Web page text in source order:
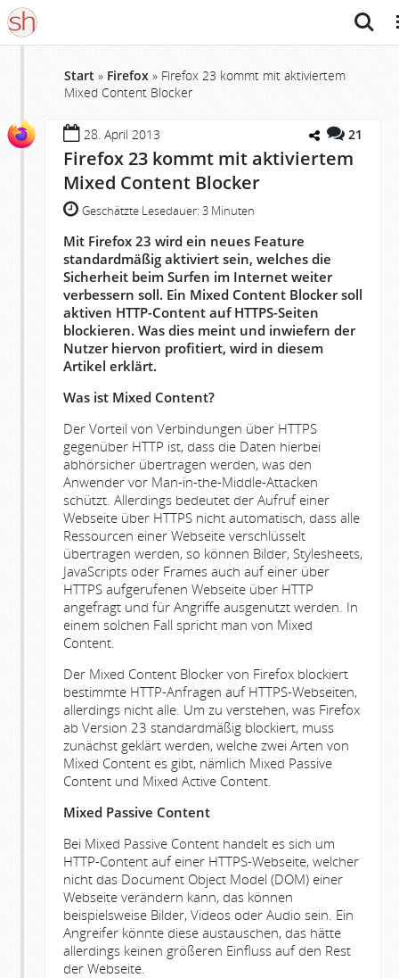
Suche
Start » Firefox » Firefox 23 kommt mit aktiviertem
Mixed Content Blocker
28. April 2013 21
Firefox 23 kommt mit aktiviertem
Mixed Content Blocker
Geschätzte Lesedauer: 3 Minuten
Mit Firefox 23 wird ein neues Feature
standardmäßig aktiviert sein, welches die
Sicherheit beim Surfen im Internet weiter
verbessern soll. Ein Mixed Content Blocker soll
aktiven HTTP-Content auf HTTPS-Seiten
blockieren. Was dies meint und inwiefern der
Nutzer hiervon profitiert, wird in diesem
Artikel erklärt.
Was ist Mixed Content?
Der Vorteil von Verbindungen über HTTPS
gegenüber HTTP ist, dass die Daten hierbei
abhörsicher übertragen werden, was den
Anwender vor Man-in-the-Middle-Attacken
schützt. Allerdings bedeutet der Aufruf einer
Webseite über HTTPS nicht automatisch, dass alle
Ressourcen einer Webseite verschlüsselt
übertragen werden, so können Bilder, Stylesheets,
JavaScripts oder Frames auch auf einer über
HTTPS aufgerufenen Webseite über HTTP
angefragt und für Angriffe ausgenutzt werden. In
einem solchen Fall spricht man von Mixed
Content.
Der Mixed Content Blocker von Firefox blockiert
bestimmte HTTP-Anfragen auf HTTPS-Webseiten,
allerdings nicht alle. Um zu verstehen, was Firefox
ab Version 23 standardmäßig blockiert, muss
zunächst geklärt werden, welche zwei Arten von
Mixed Content es gibt, nämlich Mixed Passive
Content und Mixed Active Content.
Mixed Passive Content
Bei Mixed Passive Content handelt es sich um
HTTP-Content auf einer HTTPS-Webseite, welcher
nicht das Document Object Model (DOM) einer
Webseite verändern kann, das können
beispielsweise Bilder, Videos oder Audio sein. Ein
Angreifer könnte diese austauschen, das hätte
allerdings keinen größeren Einfluss auf den Rest
der Webseite.